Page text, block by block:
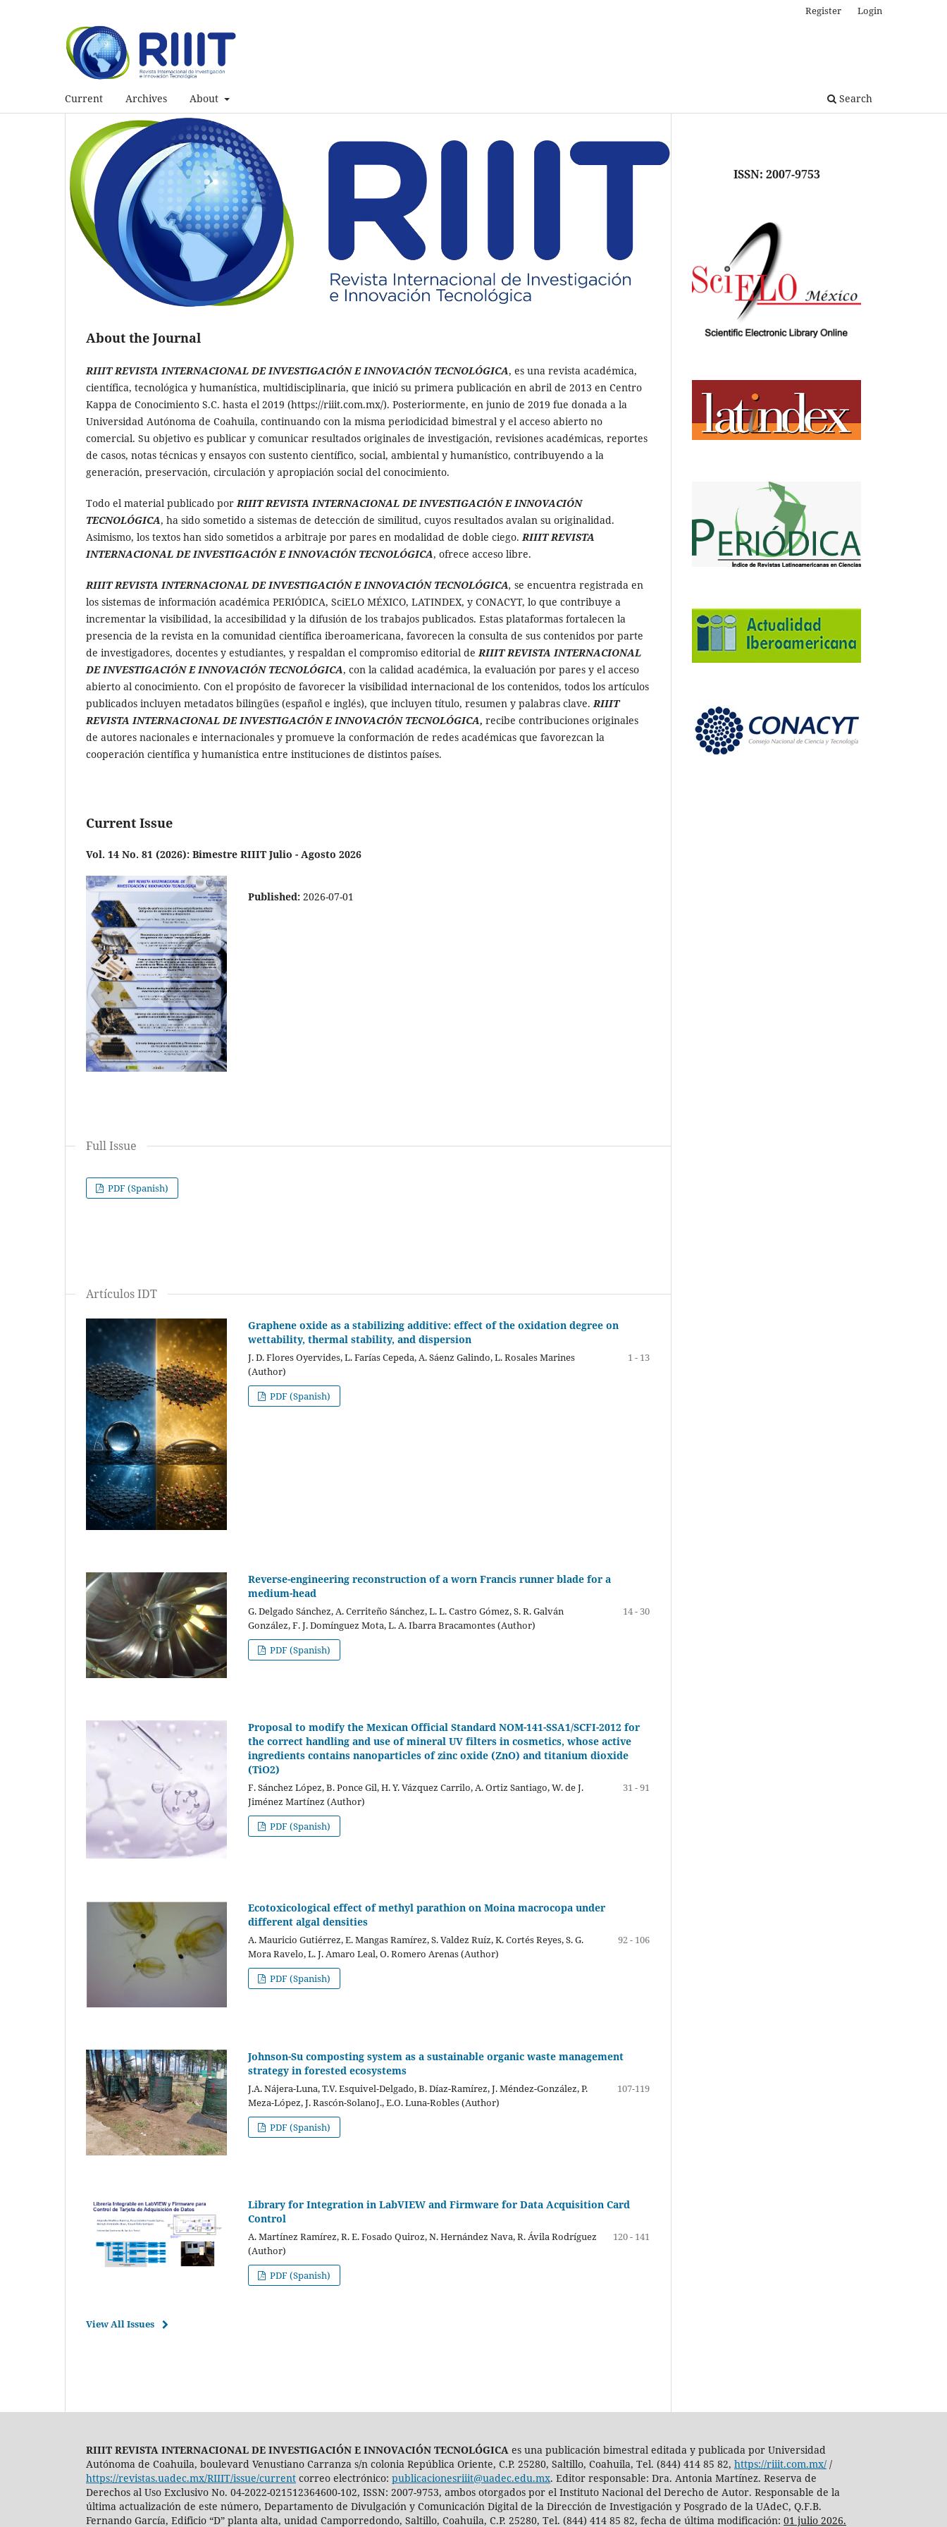
Current Archives About Search
Register Login
About the Journal
RIIIT REVISTA INTERNACIONAL DE INVESTIGACIÓN E INNOVACIÓN TECNOLÓGICA, es una revista académica,
científica, tecnológica y humanística, multidisciplinaria, que inició su primera publicación en abril de 2013 en Centro
Kappa de Conocimiento S.C. hasta el 2019 (https://riiit.com.mx/). Posteriormente, en junio de 2019 fue donada a la
Universidad Autónoma de Coahuila, continuando con la misma periodicidad bimestral y el acceso abierto no
comercial. Su objetivo es publicar y comunicar resultados originales de investigación, revisiones académicas, reportes
de casos, notas técnicas y ensayos con sustento científico, social, ambiental y humanístico, contribuyendo a la
generación, preservación, circulación y apropiación social del conocimiento.
Todo el material publicado porRIIIT REVISTA INTERNACIONAL DE INVESTIGACIÓN E INNOVACIÓN
TECNOLÓGICA, ha sido sometido a sistemas de detección de similitud, cuyos resultados avalan su originalidad.
Asimismo, los textos han sido sometidos a arbitraje por pares en modalidad de doble ciego.RIIIT REVISTA
INTERNACIONAL DE INVESTIGACIÓN E INNOVACIÓN TECNOLÓGICA, ofrece acceso libre.
RIIIT REVISTA INTERNACIONAL DE INVESTIGACIÓN E INNOVACIÓN TECNOLÓGICA, se encuentra registrada en
los sistemas de información académica PERIÓDICA, SciELO MÉXICO, LATINDEX, y CONACYT, lo que contribuye a
incrementar la visibilidad, la accesibilidad y la difusión de los trabajos publicados. Estas plataformas fortalecen la
presencia de la revista en la comunidad científica iberoamericana, favorecen la consulta de sus contenidos por parte
de investigadores, docentes y estudiantes, y respaldan el compromiso editorial deRIIIT REVISTA INTERNACIONAL
DE INVESTIGACIÓN E INNOVACIÓN TECNOLÓGICA, con la calidad académica, la evaluación por pares y el acceso
abierto al conocimiento. Con el propósito de favorecer la visibilidad internacional de los contenidos, todos los artículos
publicados incluyen metadatos bilingües (español e inglés), que incluyen título, resumen y palabras clave.RIIIT
REVISTA INTERNACIONAL DE INVESTIGACIÓN E INNOVACIÓN TECNOLÓGICA, recibe contribuciones originales
de autores nacionales e internacionales y promueve la conformación de redes académicas que favorezcan la
cooperación científica y humanística entre instituciones de distintos países.
Current Issue
Vol. 14 No. 81 (2026): Bimestre RIIIT Julio - Agosto 2026
Published: 2026-07-01
Full Issue
PDF (Spanish)
Artículos IDT
Graphene oxide as a stabilizing additive: effect of the oxidation degree on
wettability, thermal stability, and dispersion
J. D. Flores Oyervides, L. Farías Cepeda, A. Sáenz Galindo, L. Rosales Marines
(Author)
1 - 13
PDF (Spanish)
Reverse-engineering reconstruction of a worn Francis runner blade for a
medium-head
G. Delgado Sánchez, A. Cerriteño Sánchez, L. L. Castro Gómez, S. R. Galván
González, F. J. Domínguez Mota, L. A. Ibarra Bracamontes (Author)
14 - 30
PDF (Spanish)
Proposal to modify the Mexican Official Standard NOM-141-SSA1/SCFI-2012 for
the correct handling and use of mineral UV filters in cosmetics, whose active
ingredients contains nanoparticles of zinc oxide (ZnO) and titanium dioxide
(TiO2)
F. Sánchez López, B. Ponce Gil, H. Y. Vázquez Carrilo, A. Ortiz Santiago, W. de J.
Jiménez Martínez (Author)
31 - 91
PDF (Spanish)
Ecotoxicological effect of methyl parathion on Moina macrocopa under
different algal densities
A. Mauricio Gutiérrez, E. Mangas Ramírez, S. Valdez Ruíz, K. Cortés Reyes, S. G.
Mora Ravelo, L. J. Amaro Leal, O. Romero Arenas (Author)
92 - 106
PDF (Spanish)
Johnson-Su composting system as a sustainable organic waste management
strategy in forested ecosystems
J.A. Nájera-Luna, T.V. Esquivel-Delgado, B. Díaz-Ramírez, J. Méndez-González, P.
Meza-López, J. Rascón-SolanoJ., E.O. Luna-Robles (Author)
107-119
PDF (Spanish)
Library for Integration in LabVIEW and Firmware for Data Acquisition Card
Control
A. Martínez Ramírez, R. E. Fosado Quiroz, N. Hernández Nava, R. Ávila Rodríguez
(Author)
120 - 141
PDF (Spanish)
View All Issues
ISSN: 2007-9753
RIIIT REVISTA INTERNACIONAL DE INVESTIGACIÓN E INNOVACIÓN TECNOLÓGICA es una publicación bimestral editada y publicada por Universidad
Autónoma de Coahuila, boulevard Venustiano Carranza s/n colonia República Oriente, C.P. 25280, Saltillo, Coahuila, Tel. (844) 414 85 82, https://riiit.com.mx/ /
https://revistas.uadec.mx/RIIIT/issue/current correo electrónico: publicacionesriiit@uadec.edu.mx. Editor responsable: Dra. Antonia Martínez. Reserva de
Derechos al Uso Exclusivo No. 04-2022-021512364600-102, ISSN: 2007-9753, ambos otorgados por el Instituto Nacional del Derecho de Autor. Responsable de la
última actualización de este número, Departamento de Divulgación y Comunicación Digital de la Dirección de Investigación y Posgrado de la UAdeC, Q.F.B.
Fernando García, Edificio “D” planta alta, unidad Camporredondo, Saltillo, Coahuila, C.P. 25280, Tel. (844) 414 85 82, fecha de última modificación: 01 julio 2026.